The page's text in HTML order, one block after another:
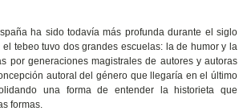
ha sido todavía más profunda durante el siglo
el tebeo tuvo dos grandes escuelas: la de humor y la
por generaciones magistrales de autores y autoras
autoral del género que llegaría en el último
una forma de entender la historieta que
formas.